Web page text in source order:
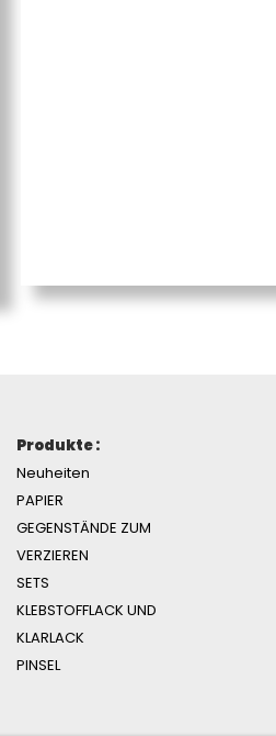
Produkte :
Neuheiten
PAPIER
GEGENSTÄNDE ZUM
VERZIEREN
SETS
KLEBSTOFFLACK UND
KLARLACK
PINSEL